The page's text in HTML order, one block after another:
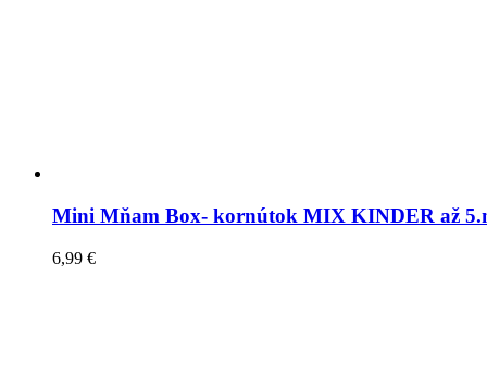
Mini Mňam Box- kornútok MIX KINDER až
6,99 €